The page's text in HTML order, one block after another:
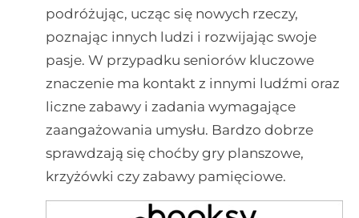
podróżując, ucząc się nowych rzeczy,
poznając innych ludzi i rozwijając swoje
pasje. W przypadku seniorów kluczowe
znaczenie ma kontakt z innymi ludźmi oraz
liczne zabawy i zadania wymagające
zaangażowania umysłu. Bardzo dobrze
sprawdzają się choćby gry planszowe,
krzyżówki czy zabawy pamięciowe.